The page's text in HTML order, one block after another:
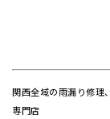
関西全域の雨漏り修理
専門店